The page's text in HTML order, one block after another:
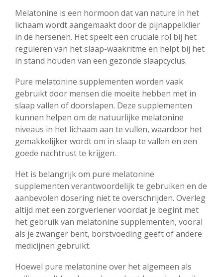
Melatonine is een hormoon dat van nature in het
lichaam wordt aangemaakt door de pijnappelklier
in de hersenen. Het speelt een cruciale rol bij het
reguleren van het slaap-waakritme en helpt bij het
in stand houden van een gezonde slaapcyclus.
Pure melatonine supplementen worden vaak
gebruikt door mensen die moeite hebben met in
slaap vallen of doorslapen. Deze supplementen
kunnen helpen om de natuurlijke melatonine
niveaus in het lichaam aan te vullen, waardoor het
gemakkelijker wordt om in slaap te vallen en een
goede nachtrust te krijgen.
Het is belangrijk om pure melatonine
supplementen verantwoordelijk te gebruiken en de
aanbevolen dosering niet te overschrijden. Overleg
altijd met een zorgverlener voordat je begint met
het gebruik van melatonine supplementen, vooral
als je zwanger bent, borstvoeding geeft of andere
medicijnen gebruikt.
Hoewel pure melatonine over het algemeen als